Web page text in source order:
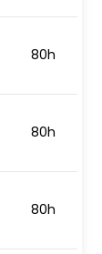
80h
80h
80h